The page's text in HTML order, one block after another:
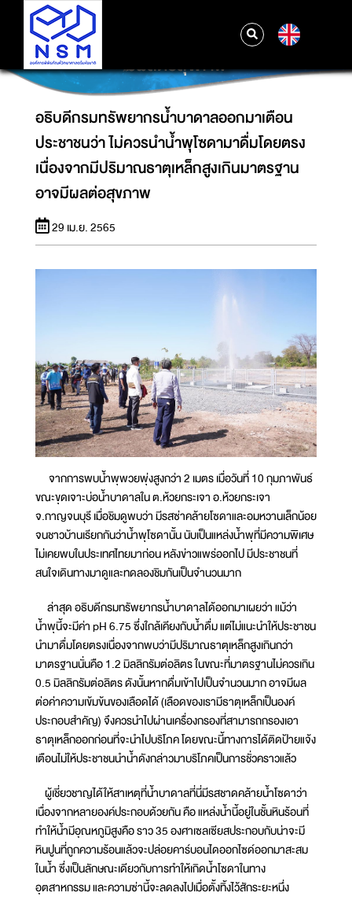
อธิบดีกรมทรัพยากรน้ำบาดาลออกมาเตือน
ประชาชนว่า ไม่ควรนำน้ำพุโซดามาดื่มโดยตรง
เนื่องจากมีปริมาณธาตุเหล็กสูงเกินมาตรฐาน อาจ
มีผลต่อสุขภาพ
อธิบดีกรมทรัพยากรน้ำบาดาลออกมาเตือน
ประชาชนว่า ไม่ควรนำน้ำพุโซดามาดื่มโดยตรง
เนื่องจากมีปริมาณธาตุเหล็กสูงเกินมาตรฐาน
อาจมีผลต่อสุขภาพ
29 เม.ย. 2565
จากการพบน้ำพุพวยพุ่งสูงกว่า 2 เมตร เมื่อวันที่ 10 กุมภาพันธ์
ขณะขุดเจาะบ่อน้ำบาดาลใน ต.ห้วยกระเจา อ.ห้วยกระเจา
จ.กาญจนบุรี เมื่อชิมดูพบว่า มีรสซ่าคล้ายโซดาและอมหวานเล็กน้อย
จนชาวบ้านเรียกกันว่าน้ำพุโซดานั้น นับเป็นแหล่งน้ำพุที่มีความพิเศษ
ไม่เคยพบในประเทศไทยมาก่อน หลังข่าวแพร่ออกไป มีประชาชนที่
สนใจเดินทางมาดูและทดลองชิมกันเป็นจำนวนมาก
ล่าสุด อธิบดีกรมทรัพยากรน้ำบาดาลได้ออกมาเผยว่า แม้ว่า
น้ำพุนี้จะมีค่า pH 6.75 ซึ่งใกล้เคียงกับน้ำดื่ม แต่ไม่แนะนำให้ประชาชน
นำมาดื่มโดยตรงเนื่องจากพบว่ามีปริมาณธาตุเหล็กสูงเกินกว่า
มาตรฐานนั่นคือ 1.2 มิลลิกรัมต่อลิตร ในขณะที่มาตรฐานไม่ควรเกิน
0.5 มิลลิกรัมต่อลิตร ดังนั้นหากดื่มเข้าไปเป็นจำนวนมาก อาจมีผล
ต่อค่าความเข้มข้นของเลือดได้ (เลือดของเรามีธาตุเหล็กเป็นองค์
ประกอบสำคัญ) จึงควรนำไปผ่านเครื่องกรองที่สามารถกรองเอา
ธาตุเหล็กออกก่อนที่จะนำไปบริโภค โดยขณะนี้ทางการได้ติดป้ายแจ้ง
เตือนไม่ให้ประชาชนนำน้ำดังกล่าวมาบริโภคเป็นการชั่วคราวแล้ว
ผู้เชี่ยวชาญได้ให้สาเหตุที่น้ำบาดาลที่นี่มีรสชาดคล้ายน้ำโซดาว่า
เนื่องจากหลายองค์ประกอบด้วยกัน คือ แหล่งน้ำนี้อยู่ในชั้นหินร้อนที่
ทำให้น้ำมีอุณหภูมิสูงคือ ราว 35 องศาเซลเซียสประกอบกับน่าจะมี
หินปูนที่ถูกความร้อนแล้วจะปล่อยคาร์บอนไดออกไซด์ออกมาสะสม
ในน้ำ ซึ่งเป็นลักษณะเดียวกับการทำให้เกิดน้ำโซดาในทาง
อุตสาหกรรม และความซ่านี้จะลดลงไปเมื่อตั้งทิ้งไว้สักระยะหนึ่ง